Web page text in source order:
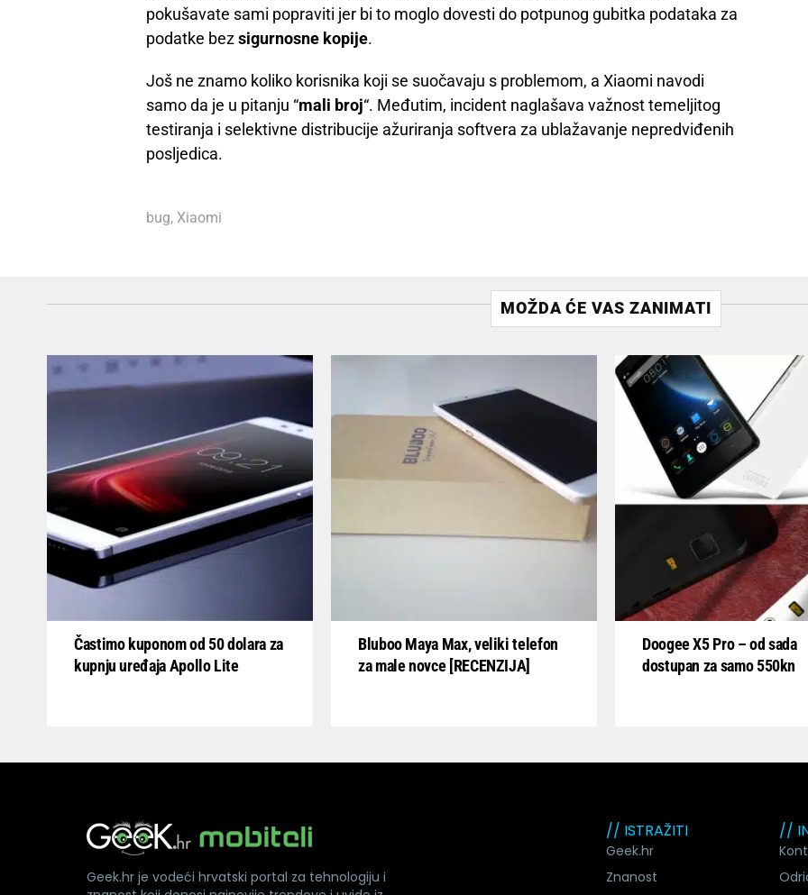
pokušavate sami popraviti jer bi to moglo dovesti do potpunog gubitka podataka za
podatke bezsigurnosne kopije.
Još ne znamo koliko korisnika koji se suočavaju s problemom, a Xiaomi navodi
samo da je u pitanju “mali broj“. Međutim, incident naglašava važnost temeljitog
testiranja i selektivne distribucije ažuriranja softvera za ublažavanje nepredviđenih
posljedica.
bug, Xiaomi
MOŽDA ĆE VAS ZANIMATI
Častimo kuponom od 50 dolara za
kupnju uređaja Apollo Lite
Bluboo Maya Max, veliki telefon
za male novce [RECENZIJA]
Doogee X5 Pro – od sada
dostupan za samo 550kn
// ISTRAŽITI
Geek.hr
Znanost
//
Geek.hr je vodeći hrvatski portal za tehnologiju i